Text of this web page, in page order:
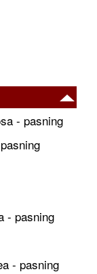
- pasning
- pasning
- pasning